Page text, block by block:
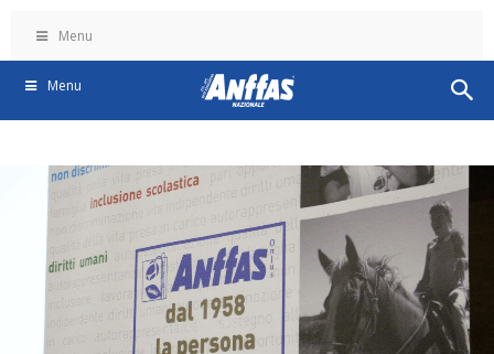
Menu
Menu